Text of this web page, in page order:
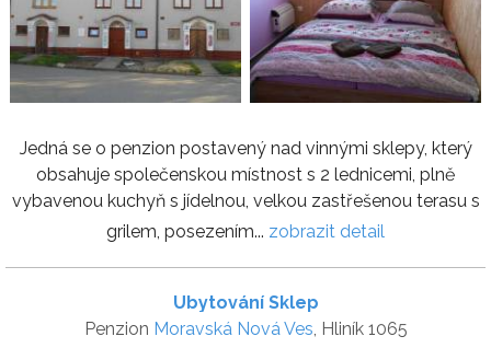
Jedná se o penzion postavený nad vinnými sklepy, který
obsahuje společenskou místnost s 2 lednicemi, plně
vybavenou kuchyň s jídelnou, velkou zastřešenou terasu s
grilem, posezením... zobrazit detail
Ubytování Sklep
Penzion Moravská Nová Ves, Hliník 1065